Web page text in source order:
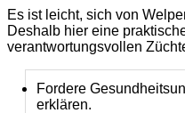
Es ist leicht, sich von
Deshalb hier eine
verantwortungsvollen
Fordere
erklären.